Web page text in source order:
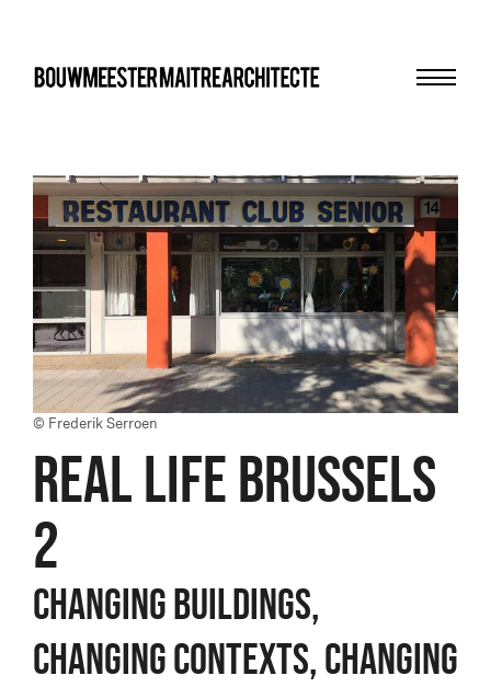
bma
© Frederik Serroen
REAL LIFE BRUSSELS
2
Changing buildings,
changing contexts, changing